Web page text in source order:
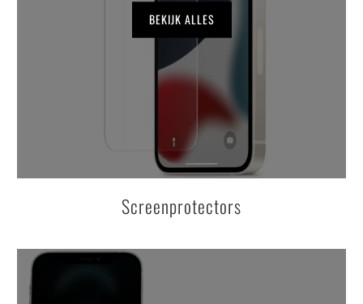
BEKIJK ALLES
Screenprotectors